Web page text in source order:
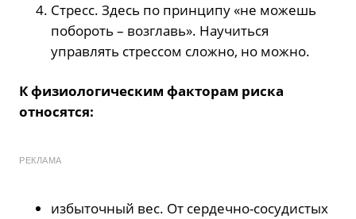
Стресс. Здесь по принципу «не можешь
побороть – возглавь». Научиться
управлять стрессом сложно, но можно.
К физиологическим факторам риска
относятся:
РЕКЛАМА
избыточный вес. От сердечно-сосудистых